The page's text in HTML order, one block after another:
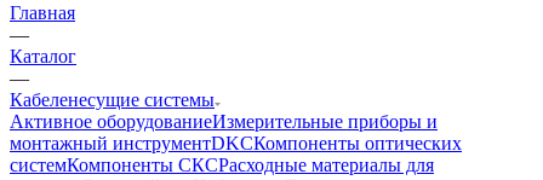
Главная
—
Каталог
—
Кабеленесущие системы
Активное оборудованиеИзмерительные приборы и
монтажный инструментDKCКомпоненты оптических
системКомпоненты СКСРасходные материалы для